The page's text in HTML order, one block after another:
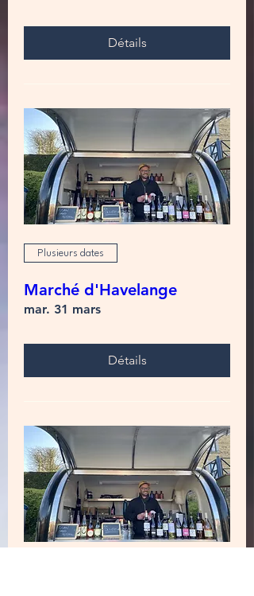
Détails
Plusieurs dates
Marché d'Havelange
mar. 31 mars
Détails